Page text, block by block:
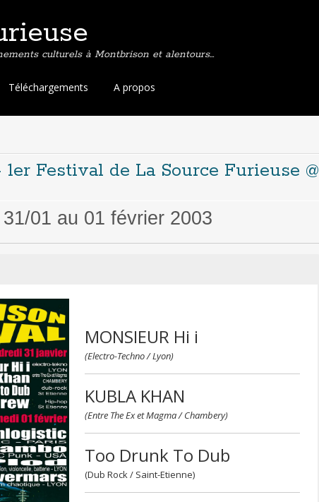
culturels à Montbrison et alentours…
Téléchargements A propos
1er Festival de La Source Furieuse @
01 au 01 février 2003
MONSIEUR Hi i
(Electro-Techno / Lyon)
KUBLA KHAN
(Entre The Ex et Magma / Chambery)
Too Drunk To Dub
(Dub Rock / Saint-Etienne)